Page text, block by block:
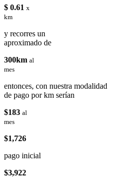
$ 0.61 x
km
y recorres un
aproximado de
300km al
mes
entonces, con nuestra modalidad
de pago por km serían
$183 al
mes
$1,726
pago inicial
$3,922